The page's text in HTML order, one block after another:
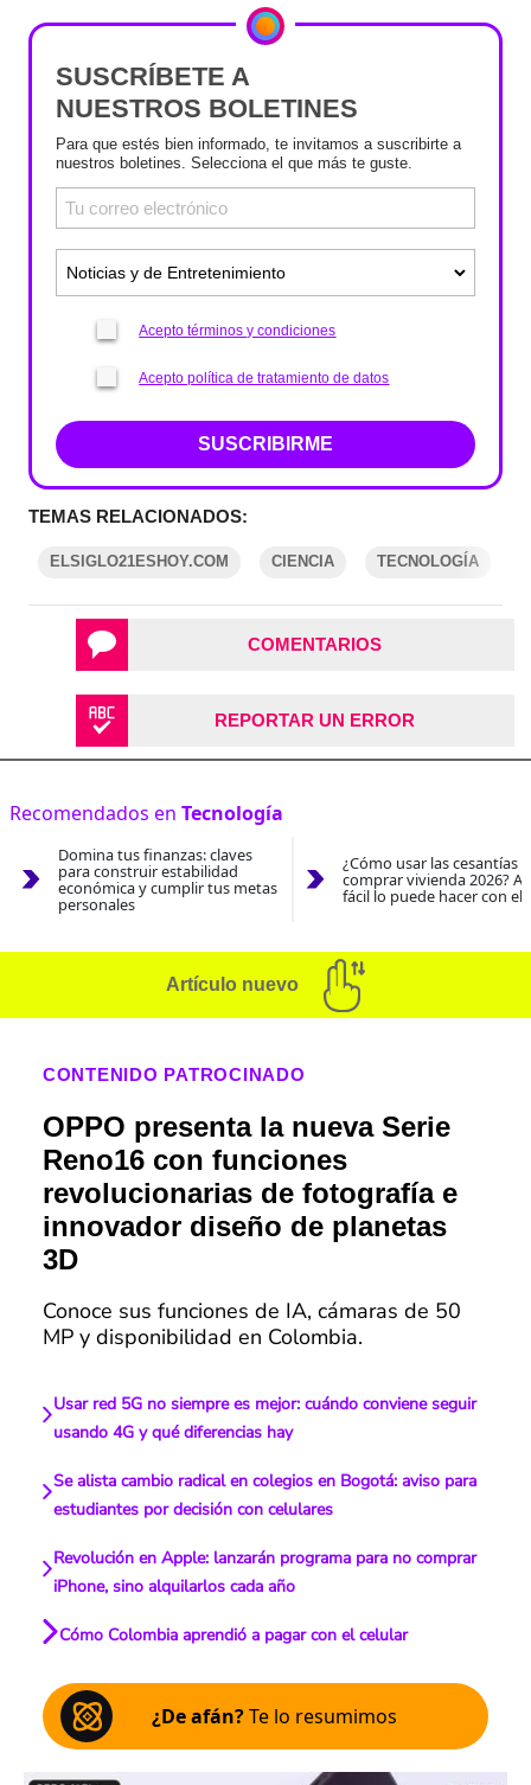
SUSCRÍBETE A
NUESTROS BOLETINES
Para que estés bien informado, te invitamos a suscribirte a
nuestros boletines. Selecciona el que más te guste.
Acepto términos y condiciones
Acepto política de tratamiento de datos
SUSCRIBIRME
TEMAS RELACIONADOS:
ELSIGLO21ESHOY.COM CIENCIA TECNOLOGÍA
COMENTARIOS
REPORTAR UN ERROR
Recomendados en Tecnología
Domina tus finanzas: claves
para construir estabilidad
económica y cumplir tus metas
personales
¿Cómo usar las cesantías
comprar vivienda 2026?
fácil lo puede hacer con el
Artículo nuevo
CONTENIDO PATROCINADO
OPPO presenta la nueva Serie
Reno16 con funciones
revolucionarias de fotografía e
innovador diseño de planetas
3D
Conoce sus funciones de IA, cámaras de 50
MP y disponibilidad en Colombia.
Usar red 5G no siempre es mejor: cuándo conviene seguir
usando 4G y qué diferencias hay
Se alista cambio radical en colegios en Bogotá: aviso para
estudiantes por decisión con celulares
Revolución en Apple: lanzarán programa para no comprar
iPhone, sino alquilarlos cada año
Cómo Colombia aprendió a pagar con el celular
¿De afán?Te lo resumimos